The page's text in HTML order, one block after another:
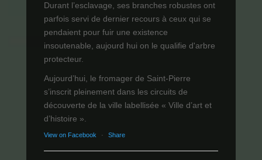
Durant l’esclavage, ses branches robustes ont
parfois servi de dernier recours à ceux qui se
pendaient pour fuir une existence
insoutenable, aujourd hui on le qualifie d'arbre
protecteur.
Aujourd’hui, le fromager de Saint-Pierre
s’inscrit pleinement dans les circuits de
découverte de la ville labellisée « Ville d’art et
d’histoire ».
View on Facebook · Share